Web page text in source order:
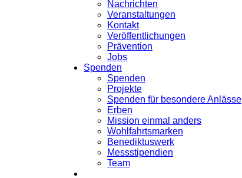
Nachrichten
Veranstaltungen
Kontakt
Veröffentlichungen
Prävention
Jobs
Spenden
Spenden
Projekte
Spenden für besondere Anlässe
Erben
Mission einmal anders
Wohlfahrtsmarken
Benediktuswerk
Messstipendien
Team